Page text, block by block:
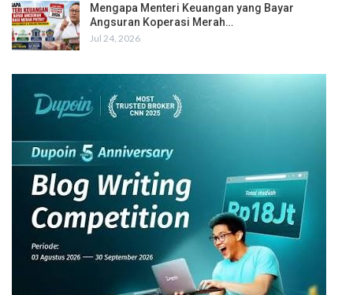
Mengapa Menteri Keuangan yang Bayar
Angsuran Koperasi Merah…
Jul 24, 2026